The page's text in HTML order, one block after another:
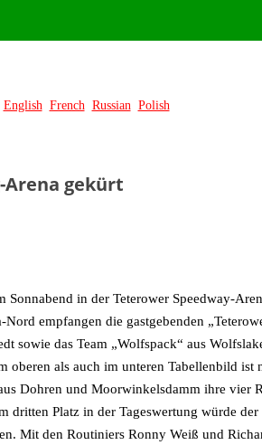
English French Russian Polish
Arena gekürt
in der Teterower Speedway-
empfangen die gastgebenden
sowie das Team „Wolfspack“ aus
oberen als auch im unteren Tabellenbild ist
Dohren und Moorwinkelsdamm ihre vier
dritten Platz in der Tageswertung würde
Mit den Routiniers Ronny Weiß und